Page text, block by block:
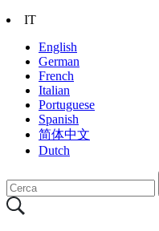
IT
English
German
French
Italian
Portuguese
Spanish
简体中文
Dutch